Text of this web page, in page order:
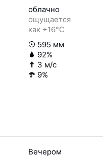
облачно
ощущается
как +16°C
595 мм
92%
3 м/с
9%
Вечером